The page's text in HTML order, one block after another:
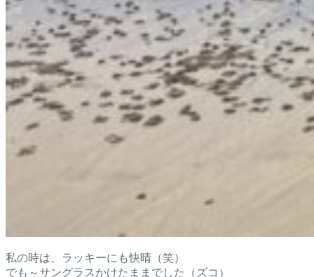
私の時は、ラッキーにも快晴（笑）
でも～サングラスかけたままでした（ズコ）